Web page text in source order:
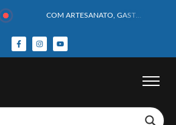
HOMEM CAI DE CACHOEIRA DE 40 METROS AO TENTAR FAZER FOTO
CORPOS DAS SEIS VÍTIMAS DE ACIDENTE COM LANCHA SÃO VELADOS; SAIBA COMO FOI